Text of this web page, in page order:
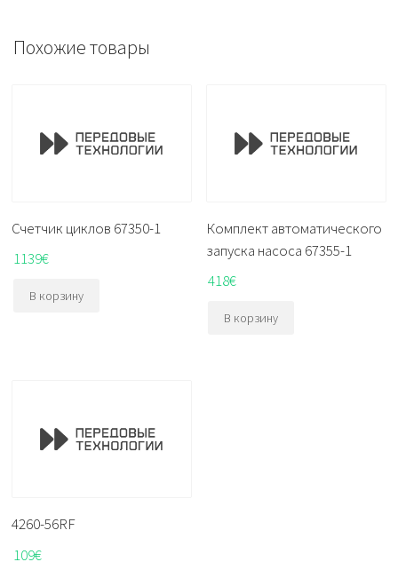
Похожие товары
Счетчик циклов 67350-1
1139€
В корзину
Комплект автоматического
запуска насоса 67355-1
418€
В корзину
4260-56RF
109€